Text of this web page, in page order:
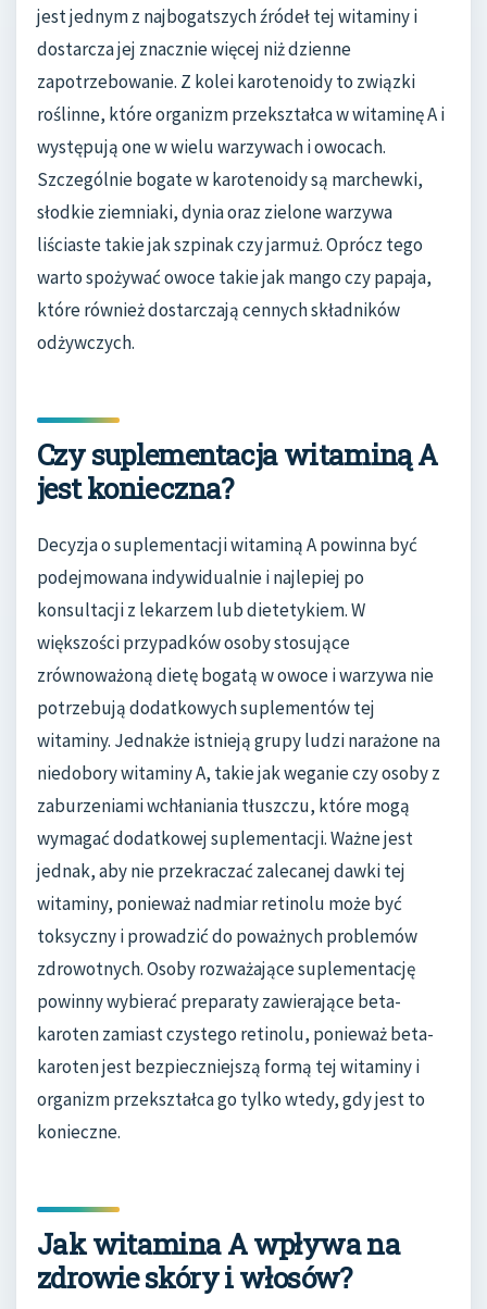
jest jednym z najbogatszych źródeł tej witaminy i
dostarcza jej znacznie więcej niż dzienne
zapotrzebowanie. Z kolei karotenoidy to związki
roślinne, które organizm przekształca w witaminę A i
występują one w wielu warzywach i owocach.
Szczególnie bogate w karotenoidy są marchewki,
słodkie ziemniaki, dynia oraz zielone warzywa
liściaste takie jak szpinak czy jarmuż. Oprócz tego
warto spożywać owoce takie jak mango czy papaja,
które również dostarczają cennych składników
odżywczych.
Czy suplementacja witaminą A
jest konieczna?
Decyzja o suplementacji witaminą A powinna być
podejmowana indywidualnie i najlepiej po
konsultacji z lekarzem lub dietetykiem. W
większości przypadków osoby stosujące
zrównoważoną dietę bogatą w owoce i warzywa nie
potrzebują dodatkowych suplementów tej
witaminy. Jednakże istnieją grupy ludzi narażone na
niedobory witaminy A, takie jak weganie czy osoby z
zaburzeniami wchłaniania tłuszczu, które mogą
wymagać dodatkowej suplementacji. Ważne jest
jednak, aby nie przekraczać zalecanej dawki tej
witaminy, ponieważ nadmiar retinolu może być
toksyczny i prowadzić do poważnych problemów
zdrowotnych. Osoby rozważające suplementację
powinny wybierać preparaty zawierające beta-
karoten zamiast czystego retinolu, ponieważ beta-
karoten jest bezpieczniejszą formą tej witaminy i
organizm przekształca go tylko wtedy, gdy jest to
konieczne.
Jak witamina A wpływa na
zdrowie skóry i włosów?